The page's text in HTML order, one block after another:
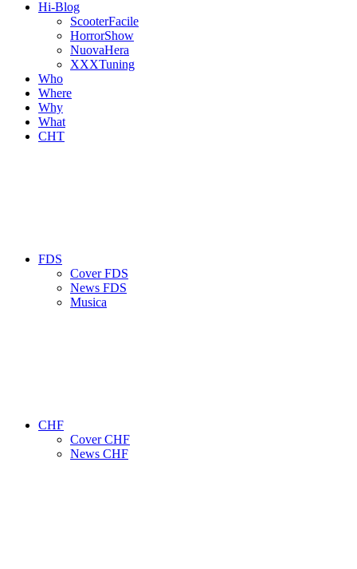
Hi-Blog
ScooterFacile
HorrorShow
NuovaHera
XXXTuning
Who
Where
Why
What
CHT
FDS
Cover FDS
News FDS
Musica
CHF
Cover CHF
News CHF